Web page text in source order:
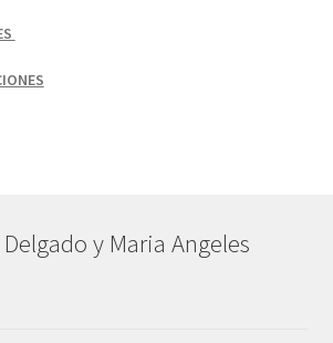
y Maria Angeles